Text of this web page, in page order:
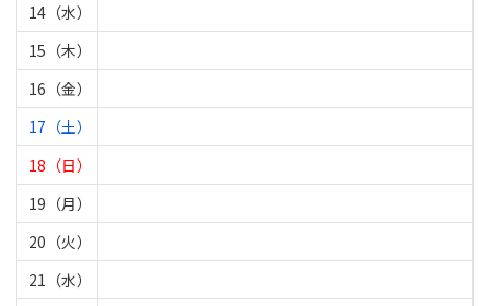
14（水）
15（木）
16（金）
17（土）
18（日）
19（月）
20（火）
21（水）